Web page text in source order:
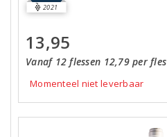
2021
13,95
Vanaf 12 flessen 12,79 per fles
Momenteel niet leverbaar